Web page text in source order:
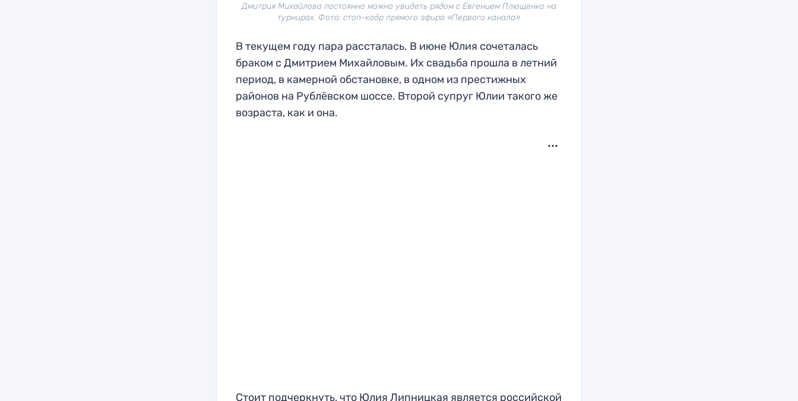
Дмитрия Михайлова постоянно можно увидеть рядом с Евгением Плющенко на
турнирах. Фото: стоп-кадр прямого эфира «Первого канала»
В текущем году пара рассталась. В июне Юлия сочеталась
браком с Дмитрием Михайловым. Их свадьба прошла в летний
период, в камерной обстановке, в одном из престижных
районов на Рублёвском шоссе. Второй супруг Юлии такого же
возраста, как и она.
Стоит подчеркнуть, что Юлия Липницкая является российской